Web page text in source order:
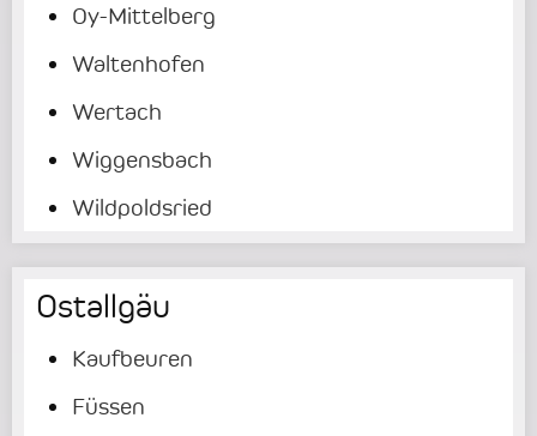
Oy-Mittelberg
Waltenhofen
Wertach
Wiggensbach
Wildpoldsried
Ostallgäu
Kaufbeuren
Füssen